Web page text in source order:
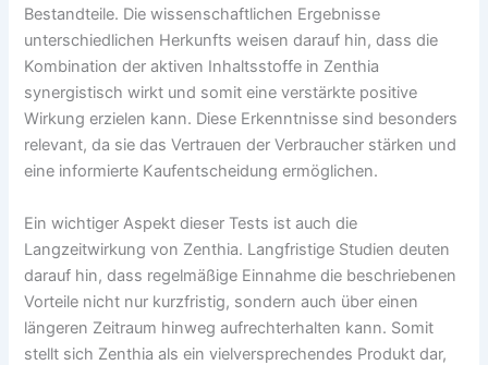
Bestandteile. Die wissenschaftlichen Ergebnisse
unterschiedlichen Herkunfts weisen darauf hin, dass die
Kombination der aktiven Inhaltsstoffe in Zenthia
synergistisch wirkt und somit eine verstärkte positive
Wirkung erzielen kann. Diese Erkenntnisse sind besonders
relevant, da sie das Vertrauen der Verbraucher stärken und
eine informierte Kaufentscheidung ermöglichen.
Ein wichtiger Aspekt dieser Tests ist auch die
Langzeitwirkung von Zenthia. Langfristige Studien deuten
darauf hin, dass regelmäßige Einnahme die beschriebenen
Vorteile nicht nur kurzfristig, sondern auch über einen
längeren Zeitraum hinweg aufrechterhalten kann. Somit
stellt sich Zenthia als ein vielversprechendes Produkt dar,